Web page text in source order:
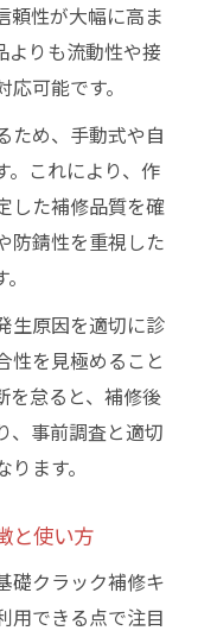
頼性が大幅に高ま
よりも流動性や接
可能です。
ため、手動式や自
。これにより、作
した補修品質を確
防錆性を重視した
生原因を適切に診
性を見極めること
を怠ると、補修後
、事前調査と適切
ます。
と使い方
礎クラック補修キ
用できる点で注目